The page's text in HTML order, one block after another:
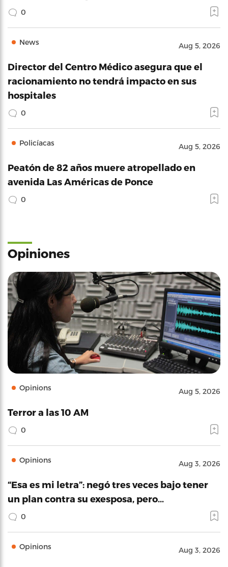
0
News Aug 5, 2026
Director del Centro Médico asegura que el
racionamiento no tendrá impacto en sus
hospitales
0
Policíacas Aug 5, 2026
Peatón de 82 años muere atropellado en
avenida Las Américas de Ponce
0
Opiniones
Opinions Aug 5, 2026
Terror a las 10 AM
0
Opinions Aug 3, 2026
“Esa es mi letra”: negó tres veces bajo tener
un plan contra su exesposa, pero…
0
Opinions Aug 3, 2026